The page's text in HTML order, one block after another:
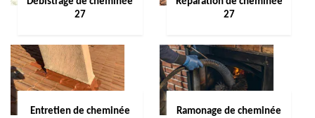
27
27
Entretien de cheminée
Ramonage de cheminée